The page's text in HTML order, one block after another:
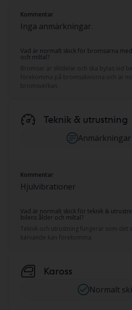
Kommentar
Inga anmärkningar.
Vad är normalt skick för bromsarna
och miltal?
Bromsar är slitdelar och ska bytas vid
förekomma på bromsskivorna och är
bromsverkan.
Teknik & utrustning
Kommentar
Hjulvibrationer
Vad är normalt skick för teknik &
bilens ålder och miltal?
Teknik och utrustning fungerar som det
kärvande kan förekomma.
Kaross
Normalt